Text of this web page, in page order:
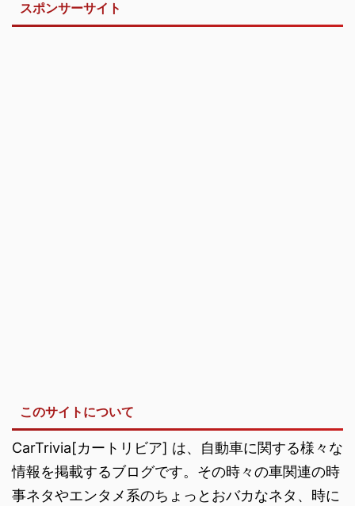
スポンサーサイト
このサイトについて
CarTrivia[カートリビア] は、自動車に関する様々な
情報を掲載するブログです。その時々の車関連の時
事ネタやエンタメ系のちょっとおバカなネタ、時に